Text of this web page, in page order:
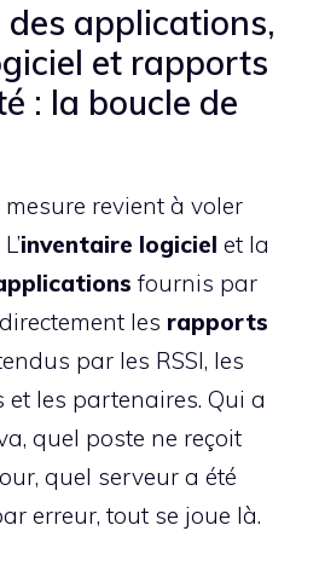
applications,
et rapports
: la boucle de
revient à voler
inventaire logiciel et la
fournis par
les rapports
par les RSSI, les
les partenaires. Qui a
quel poste ne reçoit
quel serveur a été
erreur, tout se joue là.